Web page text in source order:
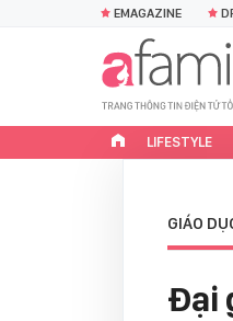
EMAGAZINE
LIFESTYLE
GIÁO
Đại